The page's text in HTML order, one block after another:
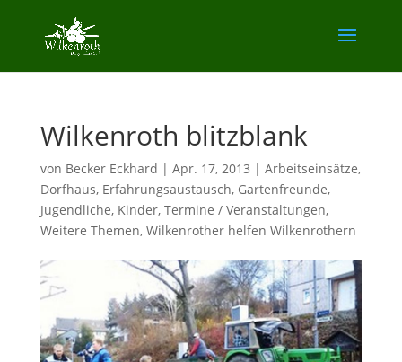
Wilkenroth blitzblank
von Becker Eckhard | Apr. 17, 2013 | Arbeitseinsätze,
Dorfhaus, Erfahrungsaustausch, Gartenfreunde,
Jugendliche, Kinder, Termine / Veranstaltungen,
Weitere Themen, Wilkenrother helfen Wilkenrothern